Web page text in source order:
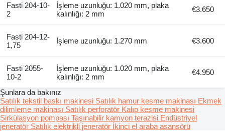
Fasti 204-10-
2
İşleme uzunluğu: 1.020 mm, plaka
kalınlığı: 2 mm
€3.650
Fasti 204-12-
1,75
İşleme uzunluğu: 1.270 mm €3.600
Fasti 2055-
10-2
İşleme uzunluğu: 1.020 mm, plaka
kalınlığı: 2 mm
€4.950
Şunlara da bakınız
Satılık tekstil baskı makinesi Satılık hamur kesme makinası Ekmek
dilimleme makinası Satılık perforatör Kalıp kesme makinesi
Sirkülasyon pompası Taşınabilir kamyon terazisi Endüstriyel
jeneratör Satılık elektrikli jeneratör İkinci el araba asansörü